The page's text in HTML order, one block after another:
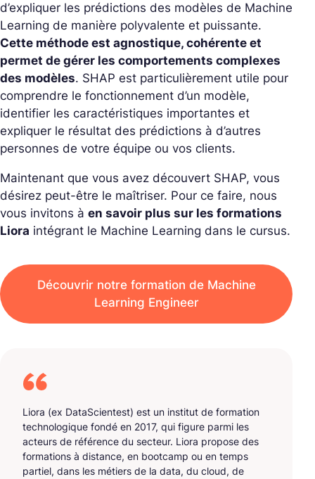
d’expliquer les prédictions des modèles de Machine
Learning de manière polyvalente et puissante.
Cette méthode est agnostique, cohérente et
permet de gérer les comportements complexes
des modèles. SHAP est particulièrement utile pour
comprendre le fonctionnement d’un modèle,
identifier les caractéristiques importantes et
expliquer le résultat des prédictions à d’autres
personnes de votre équipe ou vos clients.
Maintenant que vous avez découvert SHAP, vous
désirez peut-être le maîtriser. Pour ce faire, nous
vous invitons à en savoir plus sur les formations
Liora intégrant le Machine Learning dans le cursus.
Découvrir notre formation de Machine
Learning Engineer
Liora (ex DataScientest) est un institut de formation
technologique fondé en 2017, qui figure parmi les
acteurs de référence du secteur. Liora propose des
formations à distance, en bootcamp ou en temps
partiel, dans les métiers de la data, du cloud, de